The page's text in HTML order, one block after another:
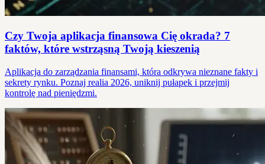
Czy Twoja aplikacja finansowa Cię okrada? 7
faktów, które wstrząsną Twoją kieszenią
Aplikacja do zarządzania finansami, która odkrywa nieznane fakty i
sekrety rynku. Poznaj realia 2026, uniknij pułapek i przejmij
kontrolę nad pieniędzmi.